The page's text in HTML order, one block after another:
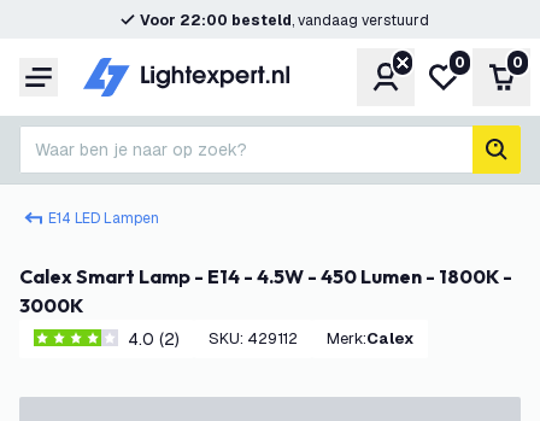
Voor 22:00 besteld, vandaag verstuurd
Menu Account
Mijn
0 0
Waar ben je naar op zoek?
E14 LED Lampen
Calex Smart Lamp - E14 - 4.5W - 450 Lumen - 1800K -
3000K
4 score sterren4.0 (2) SKU: 429112 Merk: Calex